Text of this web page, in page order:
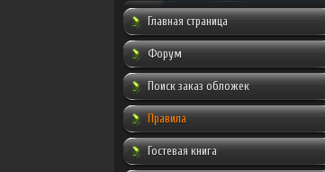
Главная страница
Форум
Поиск заказ обложек
Правила
Гостевая книга